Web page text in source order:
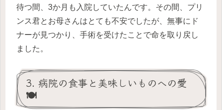
待つ間、3か月も入院していたんです。その間、プリ
ンス君とお母さんはとても不安でしたが、無事にド
ナーが見つかり、手術を受けたことで命を取り戻し
ました。
3. 病院の食事と美味しいものへの愛
🍽️